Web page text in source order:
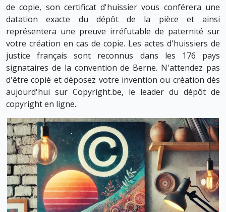
de copie, son certificat d'huissier vous conférera une
datation exacte du dépôt de la pièce et ainsi
représentera une preuve irréfutable de paternité sur
votre création en cas de copie. Les actes d'huissiers de
justice français sont reconnus dans les 176 pays
signataires de la convention de Berne. N'attendez pas
d'être copié et déposez votre invention ou création dès
aujourd'hui sur Copyright.be, le leader du dépôt de
copyright en ligne.